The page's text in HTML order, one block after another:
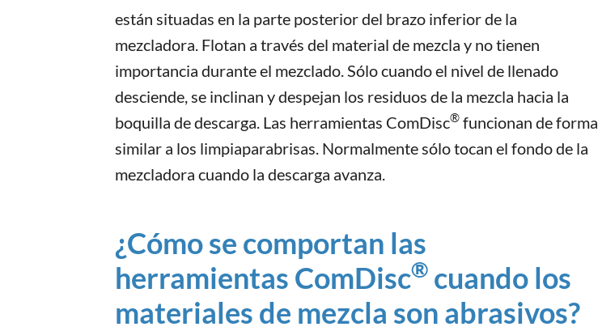
están situadas en la parte posterior del brazo inferior de la
mezcladora. Flotan a través del material de mezcla y no tienen
importancia durante el mezclado. Sólo cuando el nivel de llenado
desciende, se inclinan y despejan los residuos de la mezcla hacia la
boquilla de descarga. Las herramientas ComDisc® funcionan de forma
similar a los limpiaparabrisas. Normalmente sólo tocan el fondo de la
mezcladora cuando la descarga avanza.
¿Cómo se comportan las
herramientas ComDisc® cuando los
materiales de mezcla son abrasivos?